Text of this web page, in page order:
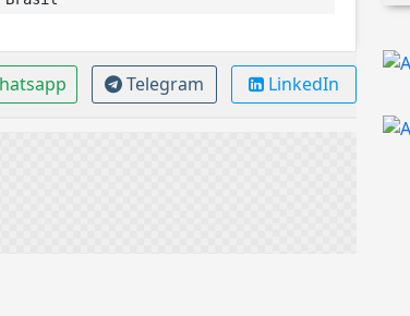
Telegram LinkedIn